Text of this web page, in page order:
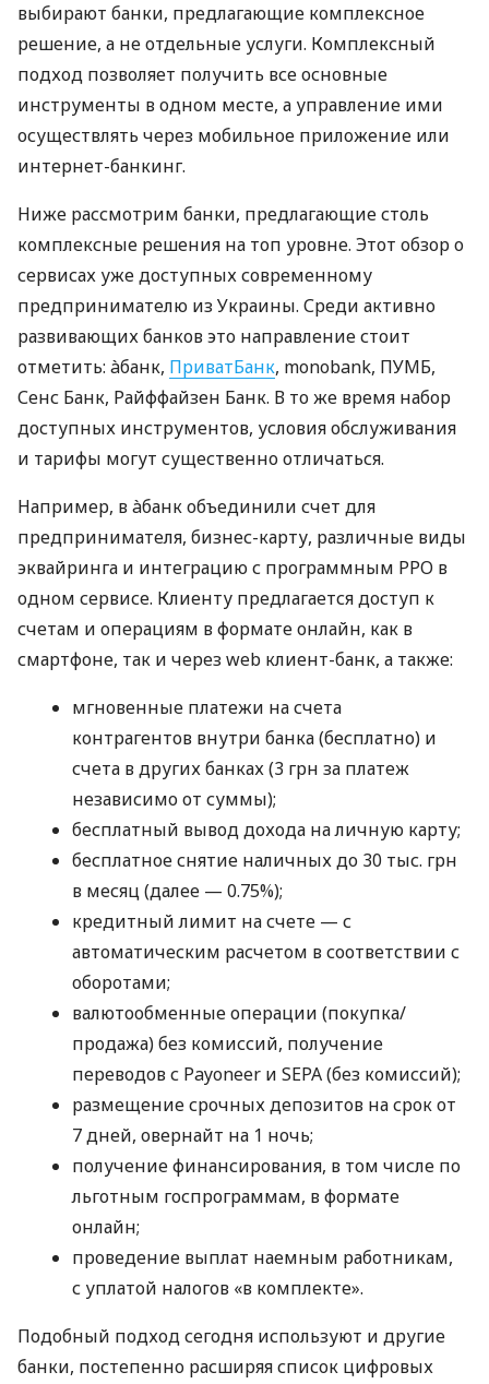
выбирают банки, предлагающие комплексное
решение, а не отдельные услуги. Комплексный
подход позволяет получить все основные
инструменты в одном месте, а управление ими
осуществлять через мобильное приложение или
интернет-банкинг.
Ниже рассмотрим банки, предлагающие столь
комплексные решения на топ уровне. Этот обзор о
сервисах уже доступных современному
предпринимателю из Украины. Среди активно
развивающих банков это направление стоит
отметить: àбанк, ПриватБанк, monobank, ПУМБ,
Сенс Банк, Райффайзен Банк. В то же время набор
доступных инструментов, условия обслуживания
и тарифы могут существенно отличаться.
Например, в àбанк объединили счет для
предпринимателя, бизнес-карту, различные виды
эквайринга и интеграцию с программным РРО в
одном сервисе. Клиенту предлагается доступ к
счетам и операциям в формате онлайн, как в
смартфоне, так и через web клиент-банк, а также:
мгновенные платежи на счета
контрагентов внутри банка (бесплатно) и
счета в других банках (3 грн за платеж
независимо от суммы);
бесплатный вывод дохода на личную карту;
бесплатное снятие наличных до 30 тыс. грн
в месяц (далее — 0.75%);
кредитный лимит на счете — с
автоматическим расчетом в соответствии с
оборотами;
валютообменные операции (покупка/
продажа) без комиссий, получение
переводов с Payoneer и SEPA (без комиссий);
размещение срочных депозитов на срок от
7 дней, овернайт на 1 ночь;
получение финансирования, в том числе по
льготным госпрограммам, в формате
онлайн;
проведение выплат наемным работникам,
с уплатой налогов «в комплекте».
Подобный подход сегодня используют и другие
банки, постепенно расширяя список цифровых